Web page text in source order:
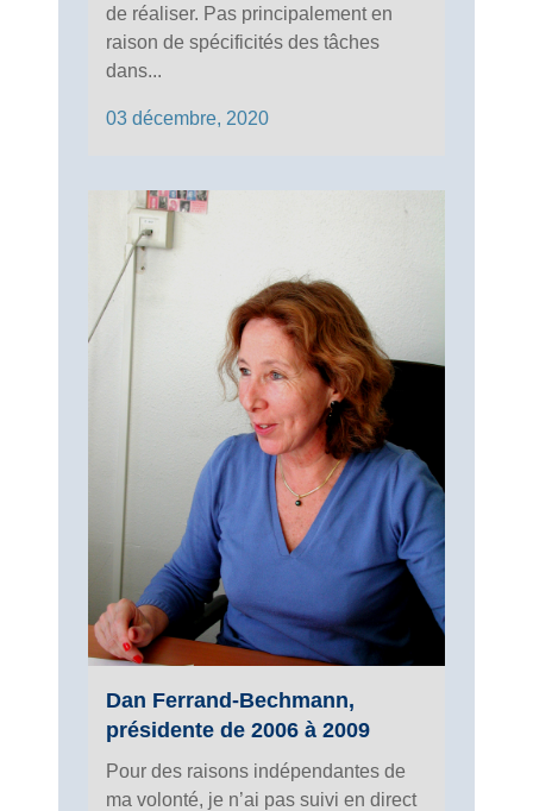
de réaliser. Pas principalement en
raison de spécificités des tâches
dans...
03 décembre, 2020
Dan Ferrand-Bechmann,
présidente de 2006 à 2009
Pour des raisons indépendantes de
ma volonté, je n’ai pas suivi en direct